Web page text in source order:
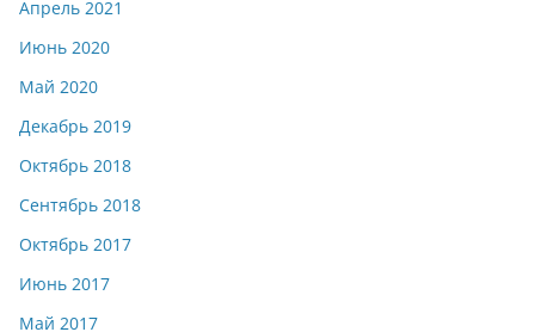
Апрель 2021
Июнь 2020
Май 2020
Декабрь 2019
Октябрь 2018
Сентябрь 2018
Октябрь 2017
Июнь 2017
Май 2017